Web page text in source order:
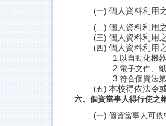
(一) 個人資料利用
(二) 個人資料利用
(三) 個人資料利用
(四) 個人資料利用
1. 以自動化機
2. 電子文件、
3. 符合個資法
(五)本校得依法令
六、個資當事人得行使之
(一) 個資當事人可